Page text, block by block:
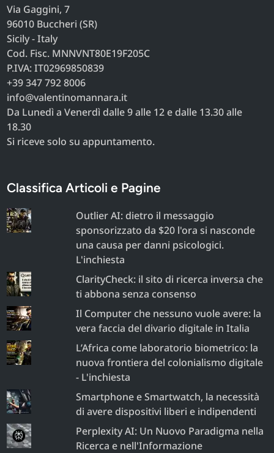
Via Gaggini, 7
96010 Buccheri (SR)
Sicily - Italy
Cod. Fisc. MNNVNT80E19F205C
P.IVA: IT02969850839
+39 347 792 8006
info@valentinomannara.it
Da Lunedì a Venerdì dalle 9 alle 12 e dalle 13.30 alle
18.30
Si riceve solo su appuntamento.
Classifica Articoli e Pagine
Outlier AI: dietro il messaggio
sponsorizzato da $20 l'ora si nasconde
una causa per danni psicologici.
L'inchiesta
ClarityCheck: il sito di ricerca inversa che
ti abbona senza consenso
Il Computer che nessuno vuole avere: la
vera faccia del divario digitale in Italia
L’Africa come laboratorio biometrico: la
nuova frontiera del colonialismo digitale
- L'inchiesta
Smartphone e Smartwatch, la necessità
di avere dispositivi liberi e indipendenti
Perplexity AI: Un Nuovo Paradigma nella
Ricerca e nell'Informazione